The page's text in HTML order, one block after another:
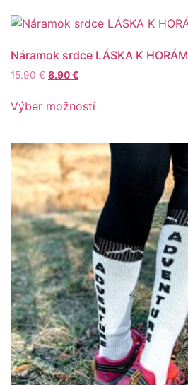
Náramok srdce LÁSKA K HORÁM
15.90€ 8.90€
Výber možností